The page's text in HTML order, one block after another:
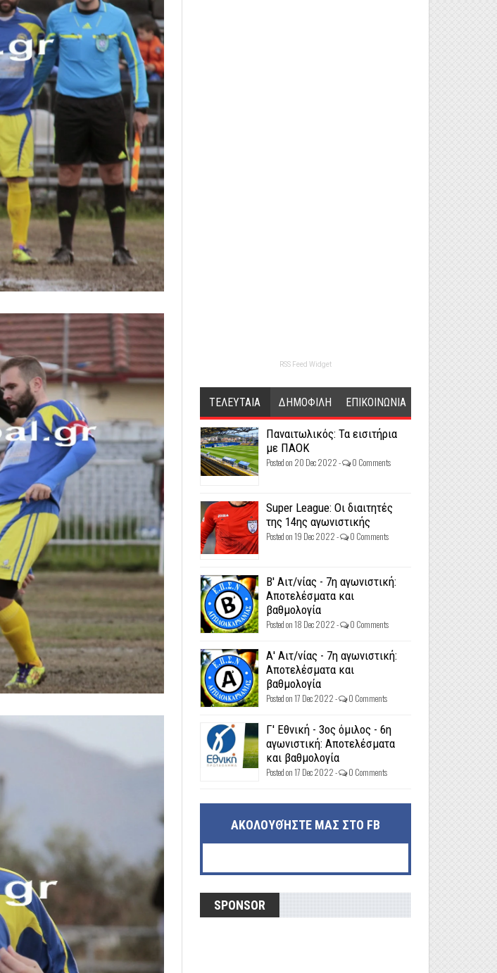
RSS Feed Widget
ΤΕΛΕΥΤΑΙΑ ΔΗΜΟΦΙΛΗ ΕΠΙΚΟΙΝΩΝΙΑ
Παναιτωλικός: Τα εισιτήρια
με ΠΑΟΚ
Posted on 20 Dec 2022 - 0 Comments
Super League: Οι διαιτητές
της 14ης αγωνιστικής
Posted on 19 Dec 2022 - 0 Comments
Β' Αιτ/νίας - 7η αγωνιστική:
Αποτελέσματα και
βαθμολογία
Posted on 18 Dec 2022 - 0 Comments
Α' Αιτ/νίας - 7η αγωνιστική:
Αποτελέσματα και
βαθμολογία
Posted on 17 Dec 2022 - 0 Comments
Γ' Εθνική - 3ος όμιλος - 6η
αγωνιστική: Αποτελέσματα
και βαθμολογία
Posted on 17 Dec 2022 - 0 Comments
ΑΚΟΛΟΥΘΉΣΤΕ ΜΑΣ ΣΤΟ FB
SPONSOR